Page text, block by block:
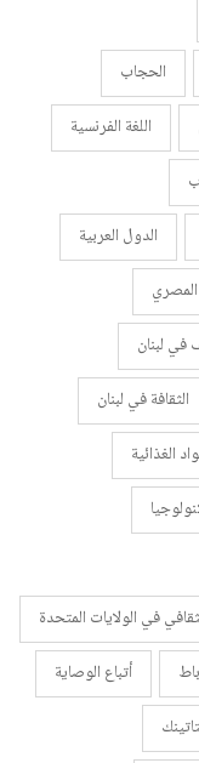
الحجاب
اللغة الفرنسية
الدول العربية
في لبنان
الثقافة في لبنان
الغذائية
في الولايات المتحدة
أتباع الوصاية